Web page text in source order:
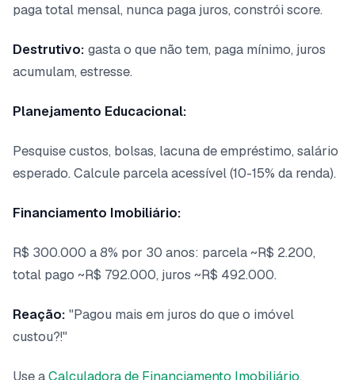
paga total mensal, nunca paga juros, constrói score.
Destrutivo: gasta o que não tem, paga mínimo, juros
acumulam, estresse.
Planejamento Educacional:
Pesquise custos, bolsas, lacuna de empréstimo, salário
esperado. Calcule parcela acessível (10-15% da renda).
Financiamento Imobiliário:
R$ 300.000 a 8% por 30 anos: parcela ~R$ 2.200,
total pago ~R$ 792.000, juros ~R$ 492.000.
Reação: "Pagou mais em juros do que o imóvel
custou?!"
Use aCalculadora de Financiamento Imobiliário.